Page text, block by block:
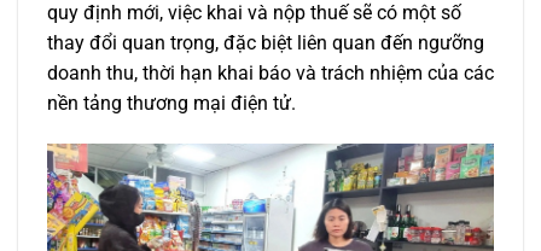
quy định mới, việc khai và nộp thuế sẽ có một số
thay đổi quan trọng, đặc biệt liên quan đến ngưỡng
doanh thu, thời hạn khai báo và trách nhiệm của các
nền tảng thương mại điện tử.